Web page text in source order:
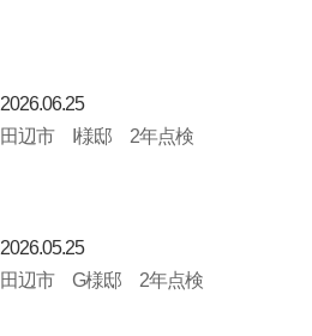
2026.06.25
田辺市 I様邸 2年点検
2026.05.25
田辺市 G様邸 2年点検